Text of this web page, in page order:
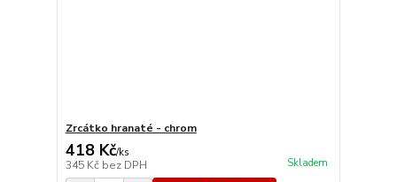
Zrcátko hranaté - chrom
418 Kč/ks
345 Kč bez DPH Skladem